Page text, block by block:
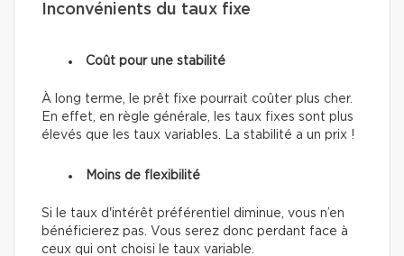
Inconvénients du taux fixe
Coût pour une stabilité
À long terme, le prêt fixe pourrait coûter plus cher.
En effet, en règle générale, les taux fixes sont plus
élevés que les taux variables. La stabilité a un prix !
Moins de flexibilité
Si le taux d'intérêt préférentiel diminue, vous n’en
bénéficierez pas. Vous serez donc perdant face à
ceux qui ont choisi le taux variable.